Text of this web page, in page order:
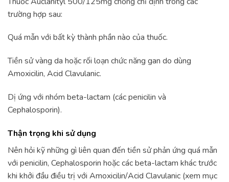
trường hợp sau:
Quá mẫn với bất kỳ thành phần nào của thuốc.
Tiền sử vàng da hoặc rối loạn chức năng gan do dùng
Amoxicilin, Acid Clavulanic.
Dị ứng với nhóm beta-lactam (các penicilin và
Cephalosporin).
Thận trọng khi sử dụng
Nên hỏi kỹ những gì liên quan đến tiền sử phản ứng quá mẫn
với penicilin, Cephalosporin hoặc các beta-lactam khác trước
khi khởi đầu điều trị với Amoxicilin/Acid Clavulanic (xem mục